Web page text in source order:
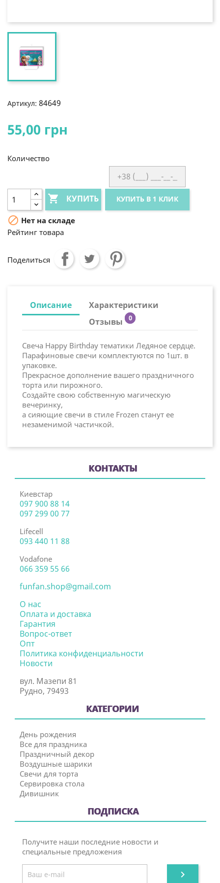
Артикул: 84649
55,00 грн
Количество
 КУПИТЬ КУПИТЬ В 1 КЛИК
 Нет на складе
Рейтинг товара
Поделиться
Описание
Характеристики
Отзывы
0
Свеча Happy Birthday тематики Ледяное сердце.
Парафиновые свечи комплектуются по 1шт. в
упаковке.
Прекрасное дополнение вашего праздничного
торта или пирожного.
Создайте свою собственную магическую
вечеринку,
а сияющие свечи в стиле Frozen станут ее
незаменимой частичкой.
КОНТАКТЫ
Киевстар
097 900 88 14
097 299 00 77
Lifecell
093 440 11 88
Vodafone
066 359 55 66
funfan.shop@gmail.com
О нас
Оплата и доставка
Гарантия
Вопрос-ответ
Опт
Политика конфиденциальности
Новости
вул. Мазепи 81
Рудно, 79493
КАТЕГОРИИ
День рождения
Все для праздника
Праздничный декор
Воздушные шарики
Свечи для торта
Сервировка стола
Дивишник
ПОДПИСКА
Получите наши последние новости и
специальные предложения
